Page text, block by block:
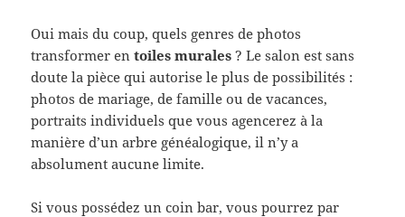
Oui mais du coup, quels genres de photos
transformer entoiles murales ? Le salon est sans
doute la pièce qui autorise le plus de possibilités :
photos de mariage, de famille ou de vacances,
portraits individuels que vous agencerez à la
manière d’un arbre généalogique, il n’y a
absolument aucune limite.
Si vous possédez un coin bar, vous pourrez par